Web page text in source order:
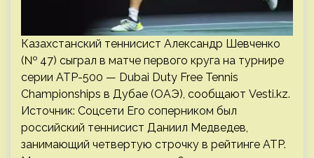
Казахстанский теннисист Александр Шевченко
(№ 47) сыграл в матче первого круга на турнире
серии ATP-500 — Dubai Duty Free Tennis
Championships в Дубае (ОАЭ), сообщают Vesti.kz.
Источник: Соцсети Его соперником был
российский теннисист Даниил Медведев,
занимающий четвертую строчку в рейтинге ATP.